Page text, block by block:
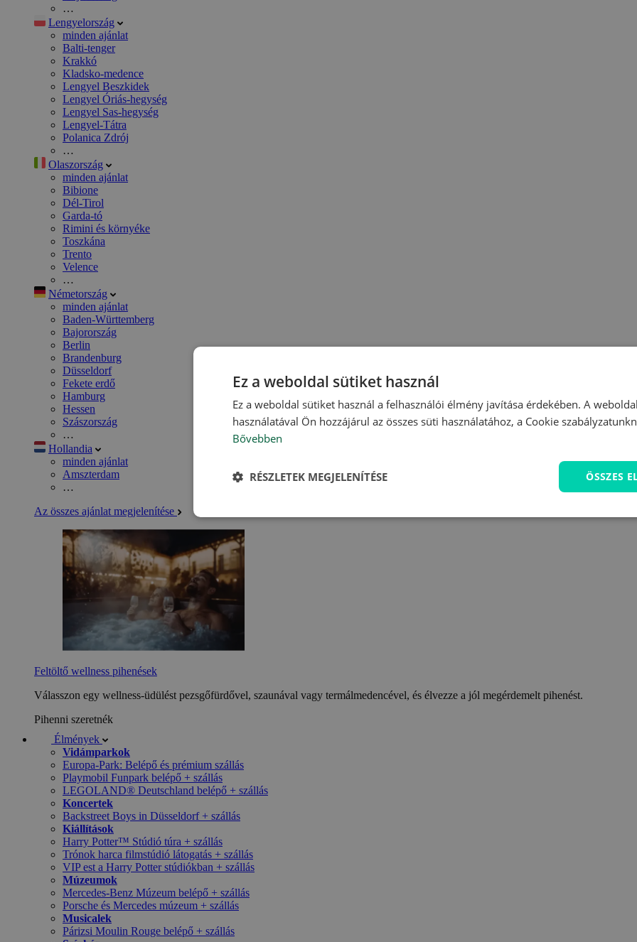
…
Lengyelország
minden ajánlat
Balti-tenger
Krakkó
Kladsko-medence
Lengyel Beszkidek
Lengyel Óriás-hegység
Lengyel Sas-hegység
Lengyel-Tátra
Polanica Zdrój
…
Olaszország
minden ajánlat
Bibione
Dél-Tirol
Garda-tó
Rimini és környéke
Toszkána
Trento
Velence
…
Németország
minden ajánlat
Baden-Württemberg
Bajorország
Berlin
Brandenburg
Düsseldorf
Fekete erdő
Hamburg
Hessen
Szászország
…
Hollandia
minden ajánlat
Amszterdam
…
Az összes ajánlat megjelenítése
Feltöltő wellness pihenések
Válasszon egy wellness-üdülést pezsgőfürdővel, szaunával vagy termálmedencével, és élvezze a jól megérdemelt pihenést.
Pihenni szeretnék
Élmények
Vidámparkok
Europa-Park: Belépő és prémium szállás
Playmobil Funpark belépő + szállás
LEGOLAND® Deutschland belépő + szállás
Koncertek
Backstreet Boys in Düsseldorf + szállás
Kiállítások
Harry Potter™ Stúdió túra + szállás
Trónok harca filmstúdió látogatás + szállás
VIP est a Harry Potter stúdiókban + szállás
Múzeumok
Mercedes-Benz Múzeum belépő + szállás
Porsche és Mercedes múzeum + szállás
Musicalek
Párizsi Moulin Rouge belépő + szállás
Ez a weboldal sütiket használ
Ez a weboldal sütiket használ a felhasználói élmény javítása érdekében. A
használatával Ön hozzájárul az összes süti használatához, a Cookie
Bővebben
ÖSSZES
RÉSZLETEK MEGJELENÍTÉSE